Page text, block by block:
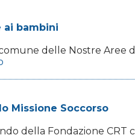
ai bambini
delle Nostre Aree
Missione Soccorso
della Fondazione